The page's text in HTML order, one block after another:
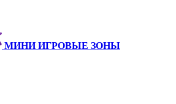
МИНИ ИГРОВЫЕ ЗОНЫ